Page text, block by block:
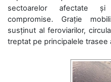
sectoarelor afectate și
compromise. Grație
susținut al feroviarilor,
treptat pe principalele trasee